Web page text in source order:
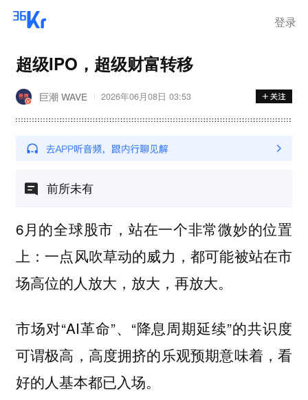
登录
超级IPO，超级财富转移
巨潮 WAVE 2026年06月08日 03:53
前所未有
6月的全球股市，站在一个非常微妙的位置
上：一点风吹草动的威力，都可能被站在市
场高位的人放大，放大，再放大。
市场对“AI革命”、“降息周期延续”的共识度
可谓极高，高度拥挤的乐观预期意味着，看
好的人基本都已入场。